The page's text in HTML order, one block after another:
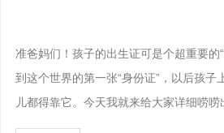
准爸妈们！孩子的出生证可是个超重要的
到这个世界的第一张“身份证”，以后孩子
儿都得靠它。今天我就来给大家详细唠唠